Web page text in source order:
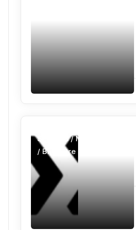
Services / Mode de vie
/ Bien-être